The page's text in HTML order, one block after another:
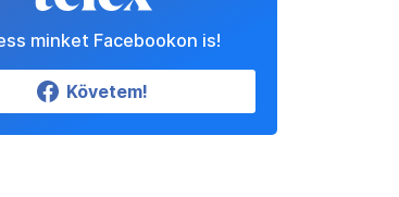
minket Facebookon is!
Követem!